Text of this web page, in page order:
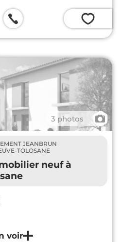
💗
3 photos 📷
JEANBRUN
TOLOSANE
neuf à